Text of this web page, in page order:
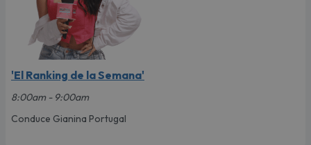
'El Ranking de la Semana'
8:00am - 9:00am
Conduce Gianina Portugal